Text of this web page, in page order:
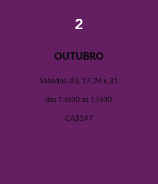
2
OUTUBRO
Sábados, 03, 17, 24 e 31
das 13h30 às 15h30
CA$147